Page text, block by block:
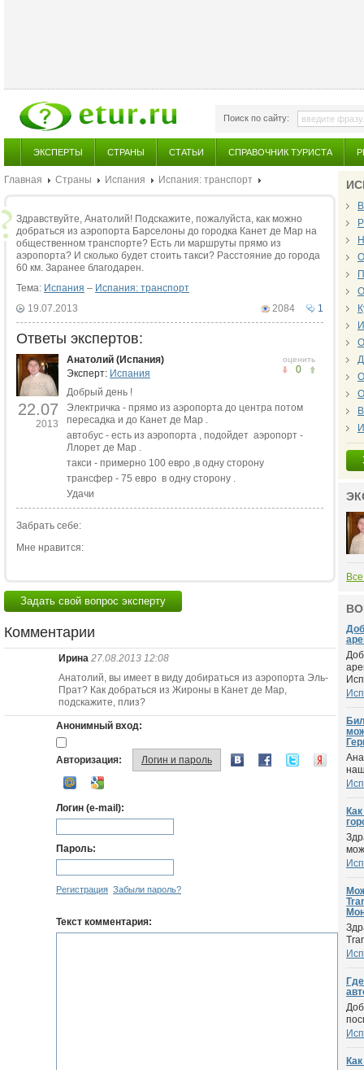
Поиск по сайту:
ЭКСПЕРТЫ СТРАНЫ СТАТЬИ СПРАВОЧНИК ТУРИСТА
Главная Страны Испания Испания: транспорт
Здравствуйте, Анатолий! Подскажите, пожалуйста, как можно
добраться из аэропорта Барселоны до городка Канет де Мар на
общественном транспорте? Есть ли маршруты прямо из
аэропорта? И сколько будет стоить такси? Расстояние до города
60 км. Заранее благодарен.
Тема: Испания – Испания: транспорт
1
2084
19.07.2013
Ответы экспертов:
22.07
2013
оценить
0
Анатолий (Испания)
Эксперт: Испания
Добрый день !
Электричка - прямо из аэропорта до центра потом
пересадка и до Канет де Мар .
автобус - есть из аэропорта , подойдет аэропорт -
Ллорет де Мар .
такси - примерно 100 евро ,в одну сторону
трансфер - 75 евро в одну сторону .
Удачи
Забрать себе:
Мне нравится:
Задать свой вопрос эксперту
Комментарии
Ирина 27.08.2013 12:08
Анатолий, вы имеет в виду добираться из аэропорта Эль-
Прат? Как добраться из Жироны в Канет де Мар,
подскажите, плиз?
Анонимный вход:
Авторизация: Логин и пароль
Логин (e-mail):
Пароль:
Регистрация Забыли пароль?
Текст комментария: